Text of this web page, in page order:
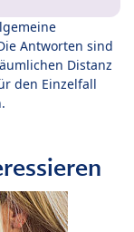
Antworten sind
Distanz
den Einzelfall